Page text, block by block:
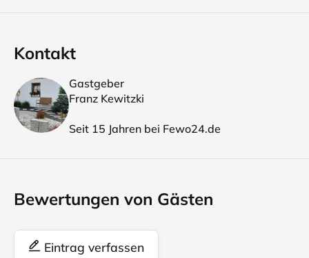
Kontakt
Gastgeber
Franz Kewitzki
Seit 15 Jahren bei Fewo24.de
Bewertungen von Gästen
Eintrag verfassen